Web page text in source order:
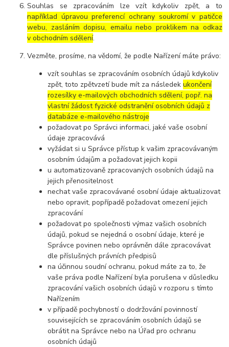
Souhlas se zpracováním lze vzít kdykoliv zpět, a to
například úpravou preferencí ochrany soukromí v patičce
webu, zasláním dopisu, emailu nebo proklikem na odkaz
v obchodním sdělení.
Vezměte, prosíme, na vědomí, že podle Nařízení máte právo:
vzít souhlas se zpracováním osobních údajů kdykoliv
zpět, toto zpětvzetí bude mít za následekukončení
rozesílky e-mailových obchodních sdělení, popř. na
vlastní žádost fyzické odstranění osobních údajů z
databáze e-mailového nástroje
požadovat po Správci informaci, jaké vaše osobní
údaje zpracovává
vyžádat si u Správce přístup k vašim zpracovávaným
osobním údajům a požadovat jejich kopii
u automatizovaně zpracovaných osobních údajů na
jejich přenositelnost
nechat vaše zpracovávané osobní údaje aktualizovat
nebo opravit, popřípadě požadovat omezení jejich
zpracování
požadovat po společnosti výmaz vašich osobních
údajů, pokud se nejedná o osobní údaje, které je
Správce povinen nebo oprávněn dále zpracovávat
dle příslušných právních předpisů
na účinnou soudní ochranu, pokud máte za to, že
vaše práva podle Nařízení byla porušena v důsledku
zpracování vašich osobních údajů v rozporu s tímto
Nařízením
v případě pochybností o dodržování povinností
souvisejících se zpracováním osobních údajů se
obrátit na Správce nebo na Úřad pro ochranu
osobních údajů